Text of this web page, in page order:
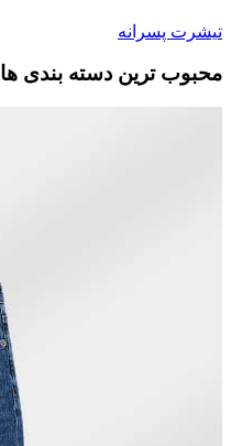
تیشرت پسرانه
محبوب ترین دسته بندی ها